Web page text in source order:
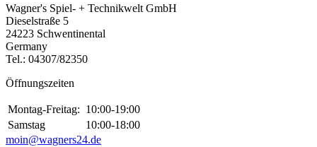
Wagner's Spiel- + Technikwelt GmbH
Dieselstraße 5
24223 Schwentinental
Germany
Tel.: 04307/82350
Öffnungszeiten
Montag-Freitag: 10:00-19:00
Samstag
10:00-18:00
moin@wagners24.de